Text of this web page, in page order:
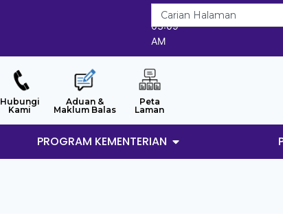
7/8/2026
03:09
AM
Hubungi
Kami
Aduan &
Maklum Balas
Peta
Laman
PROGRAM KEMENTERIAN